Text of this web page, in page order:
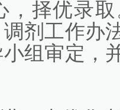
，择优录
剂工作办
组审定，